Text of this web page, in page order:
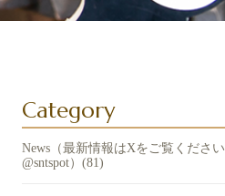
Category
News（最新情報はXをご覧ください
@sntspot）(81)